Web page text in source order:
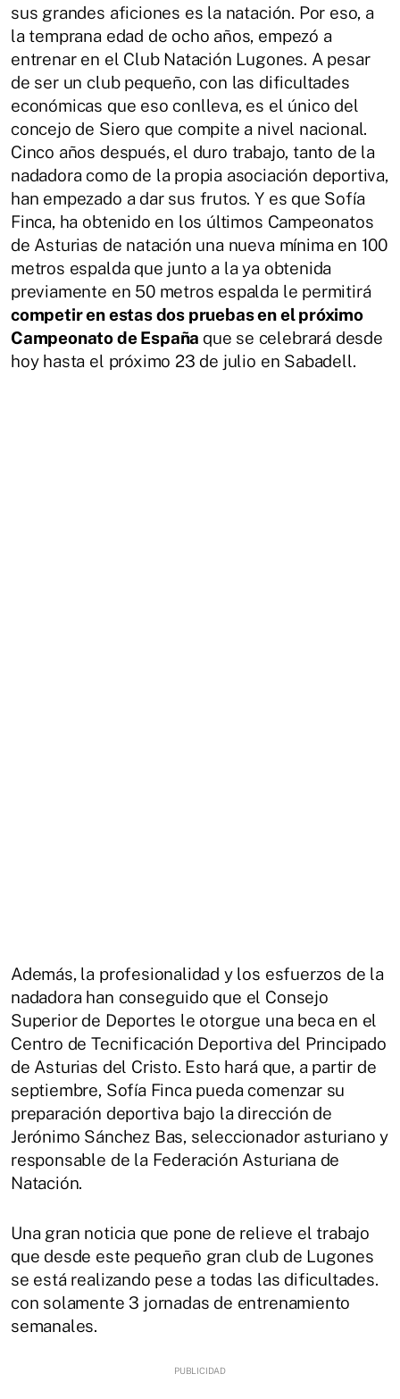
sus grandes aficiones es la natación. Por eso, a
la temprana edad de ocho años, empezó a
entrenar en el Club Natación Lugones. A pesar
de ser un club pequeño, con las dificultades
económicas que eso conlleva, es el único del
concejo de Siero que compite a nivel nacional.
Cinco años después, el duro trabajo, tanto de la
nadadora como de la propia asociación deportiva,
han empezado a dar sus frutos. Y es que Sofía
Finca, ha obtenido en los últimos Campeonatos
de Asturias de natación una nueva mínima en 100
metros espalda que junto a la ya obtenida
previamente en 50 metros espalda le permitirá
competir en estas dos pruebas en el próximo
Campeonato de España que se celebrará desde
hoy hasta el próximo 23 de julio en Sabadell.
Además, la profesionalidad y los esfuerzos de la
nadadora han conseguido que el Consejo
Superior de Deportes le otorgue una beca en el
Centro de Tecnificación Deportiva del Principado
de Asturias del Cristo. Esto hará que, a partir de
septiembre, Sofía Finca pueda comenzar su
preparación deportiva bajo la dirección de
Jerónimo Sánchez Bas, seleccionador asturiano y
responsable de la Federación Asturiana de
Natación.
Una gran noticia que pone de relieve el trabajo
que desde este pequeño gran club de Lugones
se está realizando pese a todas las dificultades.
con solamente 3 jornadas de entrenamiento
semanales.